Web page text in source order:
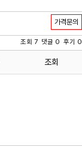
가격문의
조회 7 댓글 0 후기 0
조회